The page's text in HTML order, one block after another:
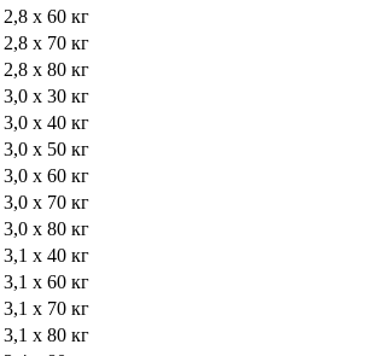
2,8 x 60 кг
2,8 x 70 кг
2,8 х 80 кг
3,0 x 30 кг
3,0 x 40 кг
3,0 x 50 кг
3,0 x 60 кг
3,0 x 70 кг
3,0 x 80 кг
3,1 х 40 кг
3,1 x 60 кг
3,1 x 70 кг
3,1 x 80 кг